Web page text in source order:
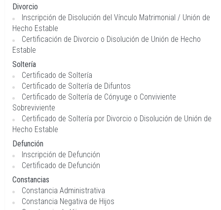
Divorcio
Inscripción de Disolución del Vínculo Matrimonial / Unión de
Hecho Estable
Certificación de Divorcio o Disolución de Unión de Hecho
Estable
Soltería
Certificado de Soltería
Certificado de Soltería de Difuntos
Certificado de Soltería de Cónyuge o Conviviente
Sobreviviente
Certificado de Soltería por Divorcio o Disolución de Unión de
Hecho Estable
Defunción
Inscripción de Defunción
Certificado de Defunción
Constancias
Constancia Administrativa
Constancia Negativa de Hijos